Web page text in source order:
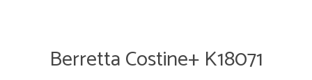
Berretta Costine+ K18071